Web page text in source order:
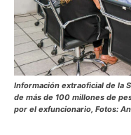
Información extraoficial de la
de más de 100 millones de
por el exfuncionario, Fotos: